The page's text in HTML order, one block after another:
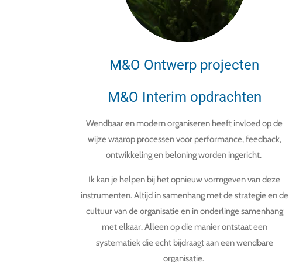
M&O Ontwerp projecten
M&O Interim opdrachten
Wendbaar en modern organiseren heeft invloed op de
wijze waarop processen voor performance, feedback,
ontwikkeling en beloning worden ingericht.
Ik kan je helpen bij het opnieuw vormgeven van deze
instrumenten. Altijd in samenhang met de strategie en de
cultuur van de organisatie en in onderlinge samenhang
met elkaar. Alleen op die manier ontstaat een
systematiek die echt bijdraagt aan een wendbare
organisatie.